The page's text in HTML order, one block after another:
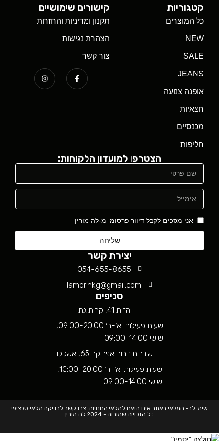
קטגוריות
כל המוצרים
NEW
SALE
JEANS
אופנה צנועה
חצאיות
מכנסיים
חליפות
קישורים שימושיים
תקנון ומדיניות והחזרות
הצהרת נגישות
צור קשר
הצטרפו למועדון הלקוחות:
אני מסכים לקבל דיוור פרסומי מ-לה מורין
שליחה
יצירת קשר
054-655-8655
lamorinkg@gmail.com
סניפים
הזית 41, קרית גת
שעות פעילות: א׳-ה׳ 09:00-20:00,
שישי 09:00-14:00
שדרות דרום אפריקה 65, אשקלון
שעות פעילות: א׳-ה׳ 10:00-20:00,
שישי 09:00-14:00
שימו לב- המלאי באתר אינו תואם למלאי החנויות, צרו קשר לבדיקת מלאי ספציפי
כל הזכויות שמורות - 2024 לה מורין